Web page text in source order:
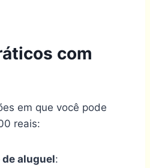
com
em que você pode
reais:
aluguel: